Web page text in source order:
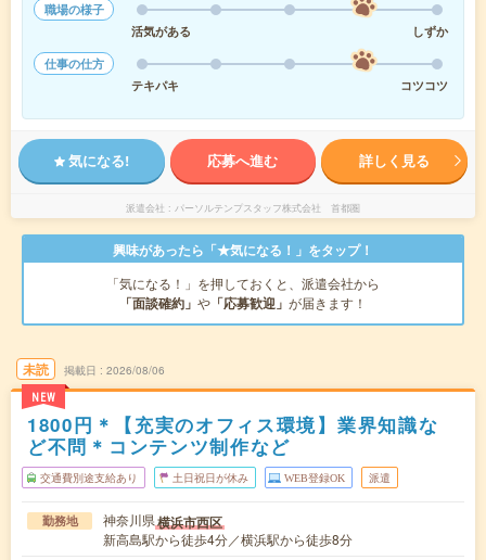
職場の様子
活気がある
しずか
仕事の仕方
テキパキ
コツコツ
気になる! 応募へ進む 詳しく見る
派遣会社 パーソルテンプスタッフ株式会社 首都圏
興味があったら「★気になる！」をタップ！
「気になる！」を押しておくと、派遣会社から
「面談確約」 や 「応募歓迎」 が届きます！
未読
NEW
掲載日 2026/08/06
1800円＊【充実のオフィス環境】業界知識な
ど不問＊コンテンツ制作など
交通費別途支給あり 土日祝日が休み WEB登録OK 派遣
勤務地 神奈川県横浜市西区
新高島駅から徒歩4分／横浜駅から徒歩8分